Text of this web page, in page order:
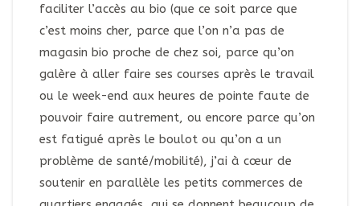
faciliter l’accès au bio (que ce soit parce que
c’est moins cher, parce que l’on n’a pas de
magasin bio proche de chez soi, parce qu’on
galère à aller faire ses courses après le travail
ou le week-end aux heures de pointe faute de
pouvoir faire autrement, ou encore parce qu’on
est fatigué après le boulot ou qu’on a un
problème de santé/mobilité), j’ai à cœur de
soutenir en parallèle les petits commerces de